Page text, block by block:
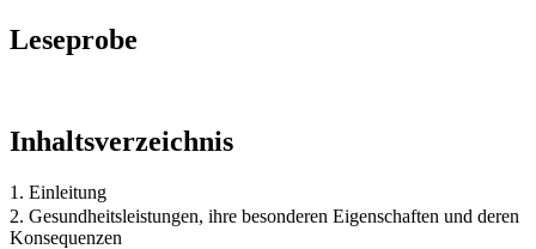
Leseprobe
Inhaltsverzeichnis
1. Einleitung
2. Gesundheitsleistungen, ihre besonderen Eigenschaften und deren
Konsequenzen